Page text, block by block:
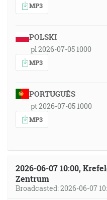
MP3
POLSKI
pl 2026-07-05 1000
MP3
PORTUGUÊS
pt 2026-07-05 1000
MP3
2026-06-07 10:00,
Zentrum
Broadcasted: 2026-06-07